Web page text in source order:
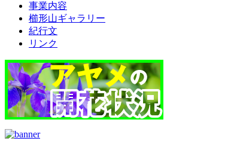
事業内容
櫛形山ギャラリー
紀行文
リンク